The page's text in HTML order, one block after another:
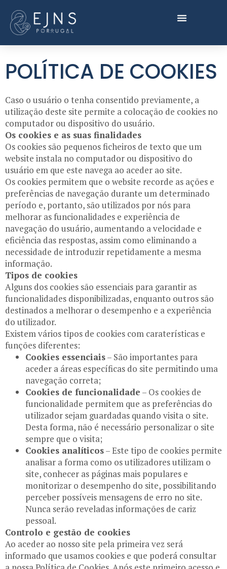
POLÍTICA DE COOKIES
Caso o usuário o tenha consentido previamente, a
utilização deste site permite a colocação de cookies no
computador ou dispositivo do usuário.
Os cookies e as suas finalidades
Os cookies são pequenos ficheiros de texto que um
website instala no computador ou dispositivo do
usuário em que este navega ao aceder ao site.
Os cookies permitem que o website recorde as ações e
preferências de navegação durante um determinado
período e, portanto, são utilizados por nós para
melhorar as funcionalidades e experiência de
navegação do usuário, aumentando a velocidade e
eficiência das respostas, assim como eliminando a
necessidade de introduzir repetidamente a mesma
informação.
Tipos de cookies
Alguns dos cookies são essenciais para garantir as
funcionalidades disponibilizadas, enquanto outros são
destinados a melhorar o desempenho e a experiência
do utilizador.
Existem vários tipos de cookies com caraterísticas e
funções diferentes:
Cookies essenciais– São importantes para
aceder a áreas específicas do site permitindo uma
navegação correta;
Cookies de funcionalidade – Os cookies de
funcionalidade permitem que as preferências do
utilizador sejam guardadas quando visita o site.
Desta forma, não é necessário personalizar o site
sempre que o visita;
Cookies analíticos– Este tipo de cookies permite
analisar a forma como os utilizadores utilizam o
site, conhecer as páginas mais populares e
monitorizar o desempenho do site, possibilitando
perceber possíveis mensagens de erro no site.
Nunca serão reveladas informações de cariz
pessoal.
Controlo e gestão de cookies
Ao aceder ao nosso site pela primeira vez será
informado que usamos cookies e que poderá consultar